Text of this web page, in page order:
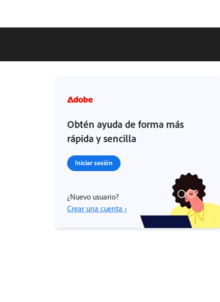
Obtén ayuda de forma más
rápida y sencilla
Iniciar sesión
¿Nuevo usuario?
Crear una cuenta ›